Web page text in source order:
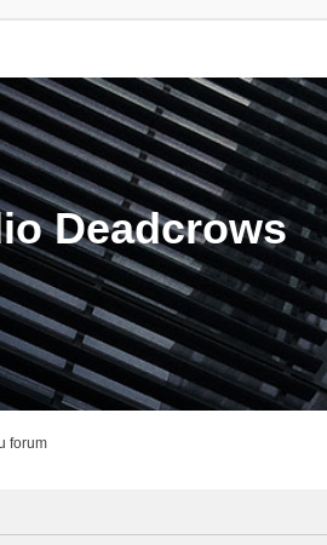
Deadcrows
forum